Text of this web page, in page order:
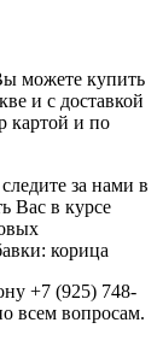
можете купить
и с доставкой
картой и по
за нами в
Вас в курсе
корица
+7 (925) 748-
всем вопросам.